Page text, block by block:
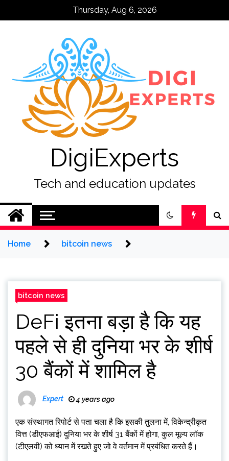
Thursday, Aug 6, 2026
DigiExperts
Tech and education updates
Home bitcoin news
bitcoin news
DeFi इतना बड़ा है कि यह
पहले से ही दुनिया भर के शीर्ष
30 बैंकों में शामिल है
Expert 4 years ago
एक संस्थागत रिपोर्ट से पता चला है कि इसकी तुलना में, विकेन्द्रीकृत
वित्त (डीएफआई) दुनिया भर के शीर्ष 31 बैंकों में होगा, कुल मूल्य लॉक
(टीएलवी) को ध्यान में रखते हुए जो वे वर्तमान में प्रबंधित करते हैं।